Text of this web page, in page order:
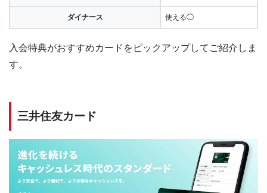
ダイナース 使える◯
入会特典がおすすめカードをピックアップしてご紹介しま
す。
三井住友カード